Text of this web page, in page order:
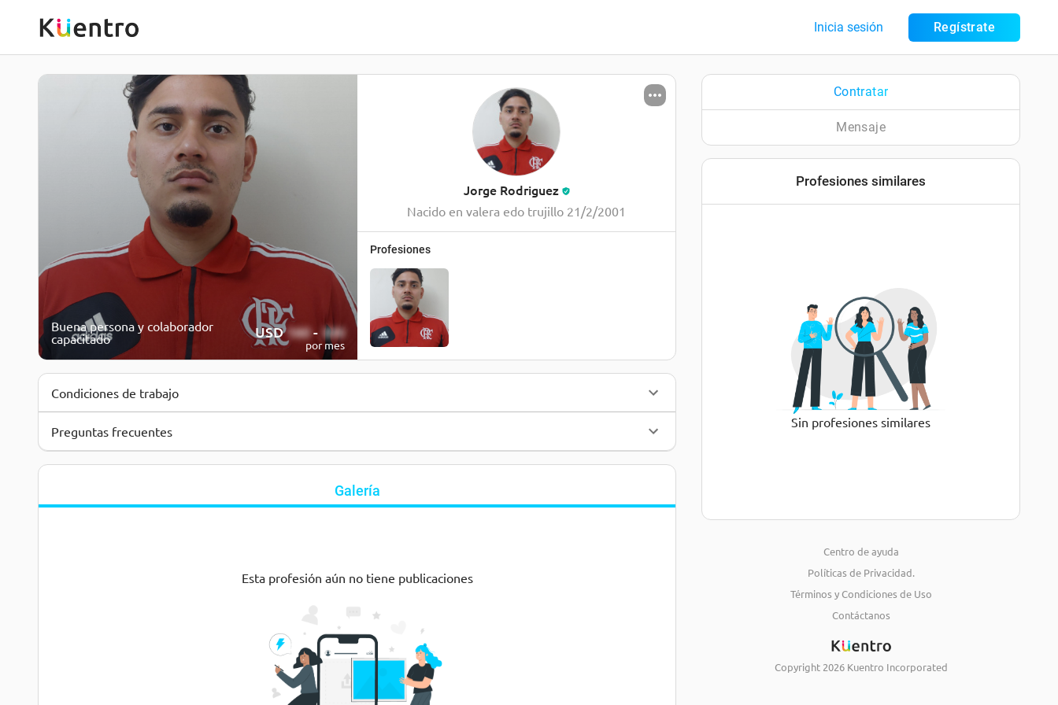
Inicia sesión Regístrate
Buena persona y colaborador
capacitado
USD160- 300
por mes
Jorge Rodriguez
Nacido en valera edo trujillo 21/2/2001
Profesiones
Condiciones de trabajo
Preguntas frecuentes
Galería
Esta profesión aún no tiene publicaciones
Contratar
Mensaje
Profesiones similares
Sin profesiones similares
Centro de ayuda
Políticas de Privacidad.
Términos y Condiciones de Uso
Contáctanos
Copyright 2026 Kuentro Incorporated